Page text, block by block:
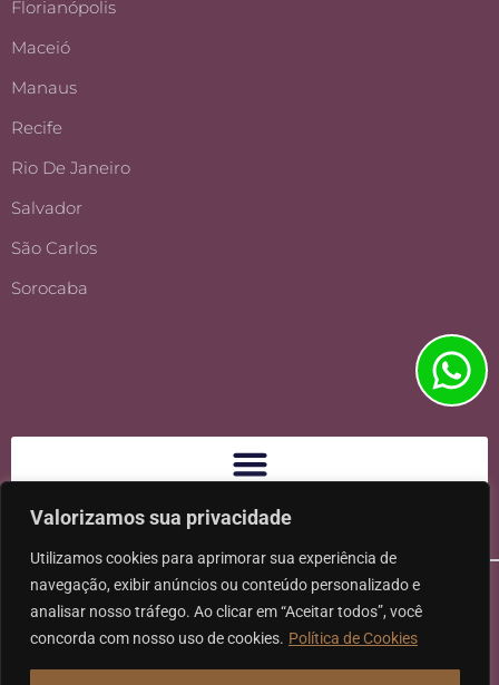
Valorizamos sua privacidade
Utilizamos cookies para aprimorar sua experiência de
navegação, exibir anúncios ou conteúdo personalizado e
analisar nosso tráfego. Ao clicar em “Aceitar todos”, você
concorda com nosso uso de cookies. Política de Cookies
Florianópolis
Maceió
Manaus
Recife
Rio De Janeiro
Salvador
São Carlos
Sorocaba